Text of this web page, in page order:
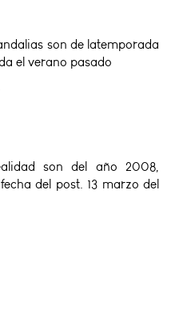
son de latemporada
el verano pasado
son del año 2008,
del post. 13 marzo del